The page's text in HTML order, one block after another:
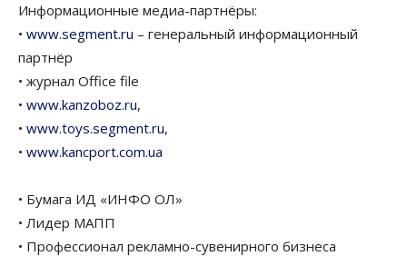
Информационные медиа-партнёры:
• www.segment.ru – генеральный информационный
партнёр
• журнал Office file
• www.kanzoboz.ru,
• www.toys.segment.ru,
• www.kancport.com.ua
• Бумага ИД «ИНФО ОЛ»
• Лидер МАПП
• Профессионал рекламно-сувенирного бизнеса